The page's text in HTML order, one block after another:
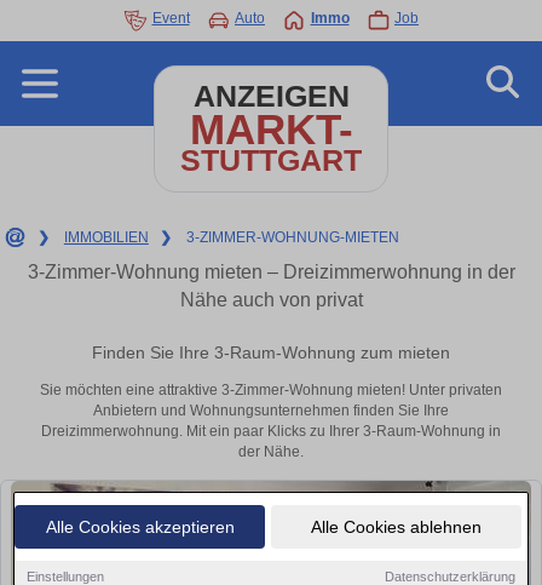
Alle Cookies akzeptieren Alle Cookies ablehnen
Einstellungen Datenschutzerklärung
Event Auto Immo Job
ANZEIGEN
MARKT-
STUTTGART
❯ IMMOBILIEN ❯ 3-ZIMMER-WOHNUNG-MIETEN
3-Zimmer-Wohnung mieten – Dreizimmerwohnung in der
Nähe auch von privat
Finden Sie Ihre 3-Raum-Wohnung zum mieten
Sie möchten eine attraktive 3-Zimmer-Wohnung mieten! Unter privaten
Anbietern und Wohnungsunternehmen finden Sie Ihre
Dreizimmerwohnung. Mit ein paar Klicks zu Ihrer 3-Raum-Wohnung in
der Nähe.